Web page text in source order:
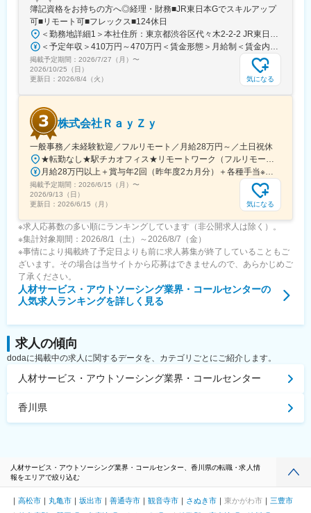
グループ会社に技術者育成に特化した教育会社も抱えており、グ
ループ一丸でエンジニア教育に取り組んでおります。
簿記資格をお持ちの方へ◎経理・財務■JR東日本Gでスキルアップ
可■リモート可■フレックス■124休日
＜勤務地詳細1＞本社住所：東京都渋谷区代々木2-2-2 JR東日本本社ビル9階受動喫煙対策：屋内全面禁煙＜勤務地詳細2＞東京都内オフィス住所：東京都23区内 受動喫煙対策：屋内全面禁煙変更の範囲：会社の定める事業所（リモートワーク含む）
＜予定年収＞410万円～470万円＜賃金形態＞月給制＜賃金内訳＞月額（基本給）：240,000円～250,000円＜月給＞240,000円～250,000円＜昇給有無＞有＜残業手当＞有＜給与補足＞※想定年収には残業月20Hも含めています■昇給：年1回■賞与：年2回(合計3.0ヶ月程度)※総合職：計6.0ヶ月程度■モデル年収総合職（課長）900万円総合職（マネージャー）630万円総合職（主任）520万円エリア（課員）410万円賃金はあくまでも目安の金額であり、選考を通じて上下する可能性があります。月給(月額)は固定手当を含めた表記です。
掲載予定期間： 2026/7/27（月） 〜
2026/10/25（日）
更新日： 2026/8/4（火） 気になる
株式会社ＲａｙＺｙ
一般事務／未経験歓迎／フルリモート／月給28万円～／土日祝休
★転勤なし★駅チカオフィス★リモートワーク（フルリモート相談可）※研修期間中・試用期間中はオフィス出社となります【本社】東京都渋谷区神宮前6-18-5鷹羽ビル7階◆最寄り駅：JR渋谷駅／徒歩約5分◆最寄り駅：東京メトロ千代田線・明治神宮前／徒歩約9分◆最寄り駅：JR原宿駅／徒歩約13分
月給28万円以上＋賞与年2回（昨年度2カ月分）＋各種手当※経験・能力等を考慮のうえ、決定いたします。
掲載予定期間： 2026/6/15（月） 〜
2026/9/13（日）
更新日： 2026/6/15（月） 気になる
※求人応募数の多い順にランキングしています（非公開求人は除く）。
※集計対象期間：2026/8/1（土）～2026/8/7（金）
※事情により掲載終了予定日よりも前に求人募集が終了していることもご
ざいます。その場合は当サイトから応募はできませんので、あらかじめご
了承ください。
人材サービス・アウトソーシング業界・コールセンターの
人気求人ランキングを詳しく見る
求人の傾向
dodaに掲載中の求人に関するデータを、カテゴリごとにご紹介します。
人材サービス・アウトソーシング業界・コールセンター
香川県
人材サービス・アウトソーシング業界・コールセンター、香川県の転職・求人情
報をエリアで絞り込む
高松市 丸亀市 坂出市 善通寺市 観音寺市 さぬき市 東かがわ市
三豊市